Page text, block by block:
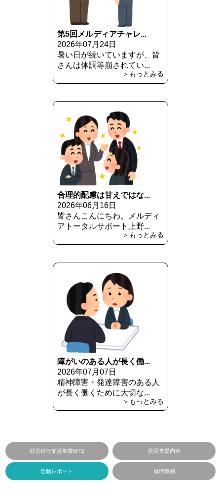
第5回メルディアチャレ...
2026年07月24日
暑い日が続いていますが、皆
さんは体調等崩されてい...
＞もっとみる
合理的配慮は甘えではな...
2026年06月16日
皆さんこんにちわ。メルディ
アトータルサポート上野...
＞もっとみる
障がいのある人が長く働...
2026年07月07日
精神障害・発達障害のある人
が長く働くために大切な...
＞もっとみる
就労移行支援事業MTS 就労支援内容
活動レポート 就職事例